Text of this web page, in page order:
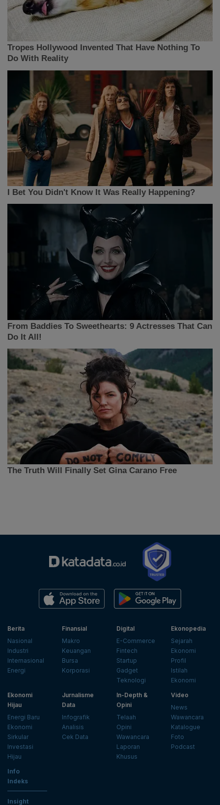
Berita
Nasional
Industri
Internasional
Energi
Finansial
Makro
Keuangan
Bursa
Korporasi
Digital
E-Commerce
Fintech
Startup
Gadget
Teknologi
Ekonopedia
Sejarah
Ekonomi
Profil
Istilah
Ekonomi
Ekonomi
Hijau
Energi Baru
Ekonomi
Sirkular
Investasi
Hijau
Jurnalisme
Data
Infografik
Analisis
Cek Data
In-Depth &
Opini
Telaah
Opini
Wawancara
Laporan
Khusus
Video
News
Wawancara
Katalogue
Foto
Podcast
Info
Indeks
Insight